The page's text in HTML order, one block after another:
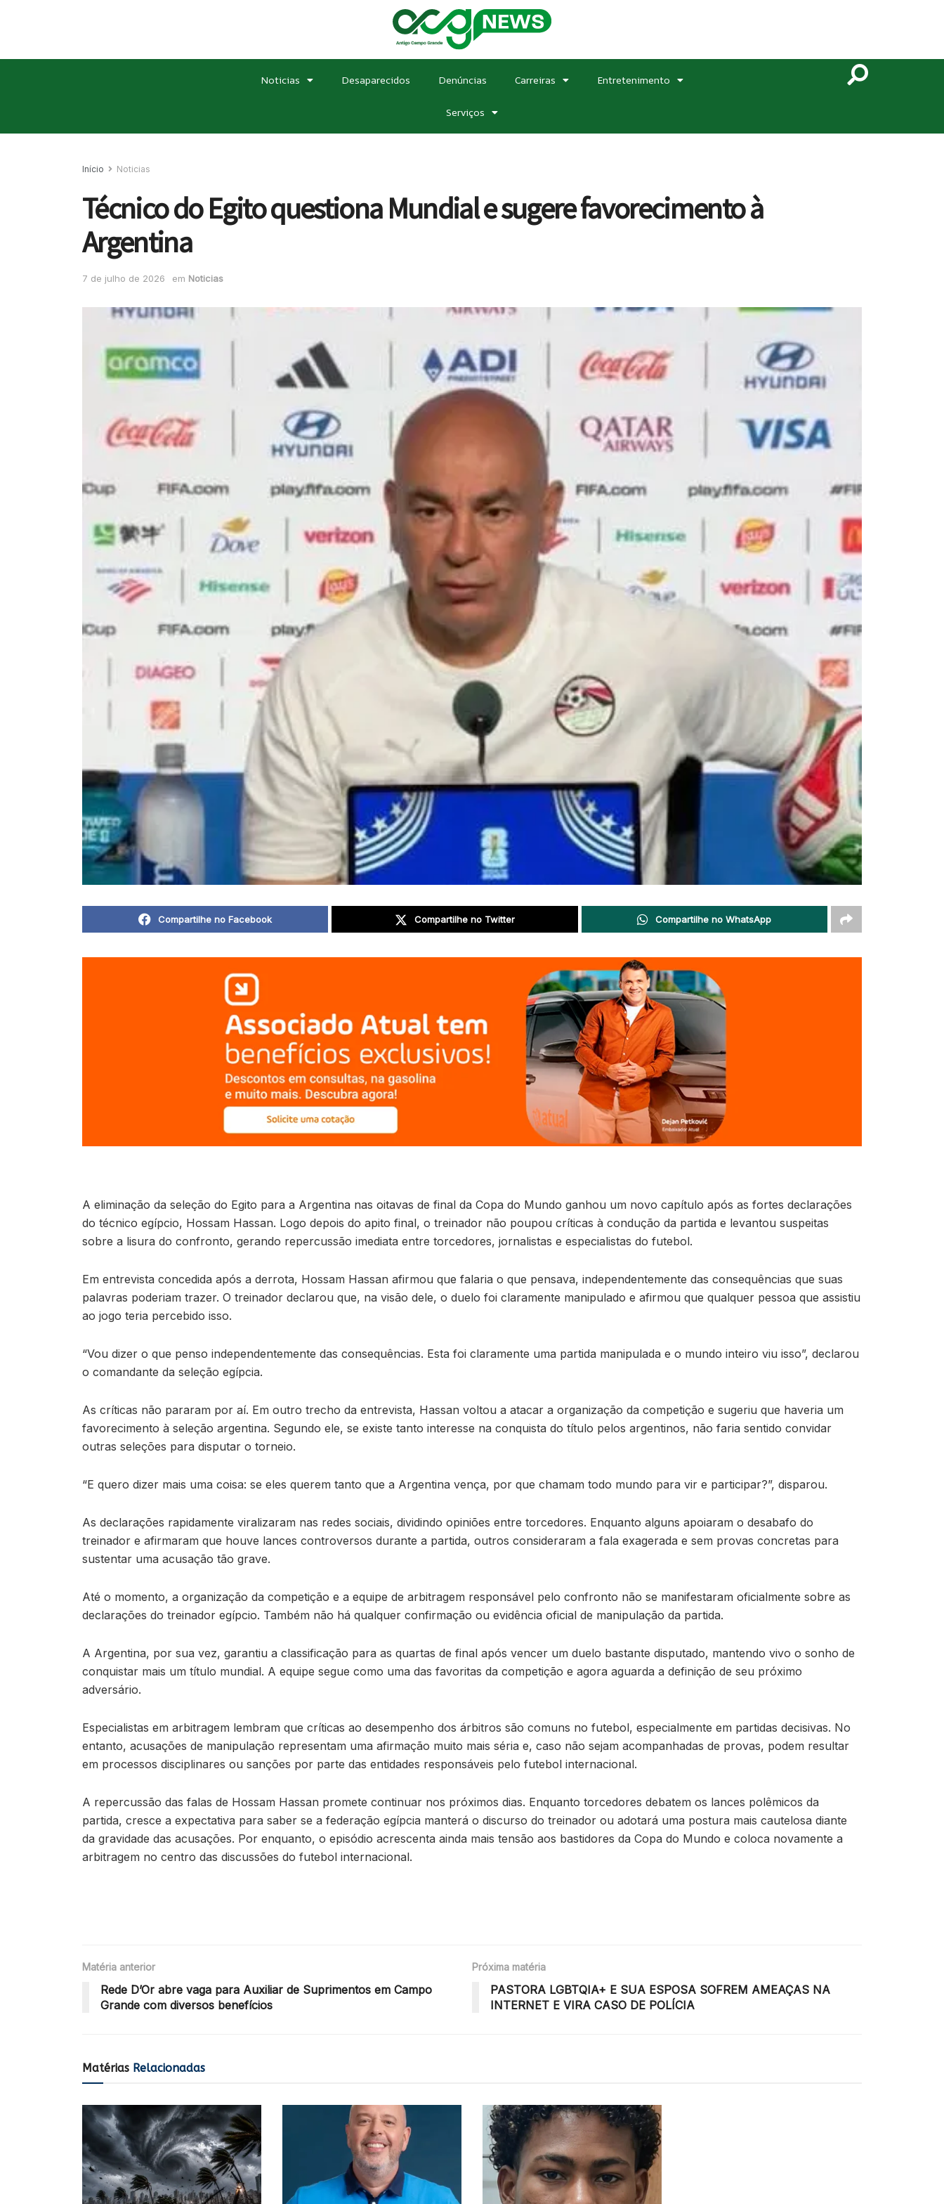
Noticias Desaparecidos Denúncias Carreiras Entretenimento
Serviços
Início Noticias
Técnico do Egito questiona Mundial e sugere favorecimento à
Argentina
7 de julho de 2026 em Noticias
Compartilhe no Facebook Compartilhe no Twitter Compartilhe no WhatsApp
A eliminação da seleção do Egito para a Argentina nas oitavas de final da Copa do Mundo ganhou um novo capítulo após as fortes declarações
do técnico egípcio, Hossam Hassan. Logo depois do apito final, o treinador não poupou críticas à condução da partida e levantou suspeitas
sobre a lisura do confronto, gerando repercussão imediata entre torcedores, jornalistas e especialistas do futebol.
Em entrevista concedida após a derrota, Hossam Hassan afirmou que falaria o que pensava, independentemente das consequências que suas
palavras poderiam trazer. O treinador declarou que, na visão dele, o duelo foi claramente manipulado e afirmou que qualquer pessoa que assistiu
ao jogo teria percebido isso.
“Vou dizer o que penso independentemente das consequências. Esta foi claramente uma partida manipulada e o mundo inteiro viu isso”, declarou
o comandante da seleção egípcia.
As críticas não pararam por aí. Em outro trecho da entrevista, Hassan voltou a atacar a organização da competição e sugeriu que haveria um
favorecimento à seleção argentina. Segundo ele, se existe tanto interesse na conquista do título pelos argentinos, não faria sentido convidar
outras seleções para disputar o torneio.
“E quero dizer mais uma coisa: se eles querem tanto que a Argentina vença, por que chamam todo mundo para vir e participar?”, disparou.
As declarações rapidamente viralizaram nas redes sociais, dividindo opiniões entre torcedores. Enquanto alguns apoiaram o desabafo do
treinador e afirmaram que houve lances controversos durante a partida, outros consideraram a fala exagerada e sem provas concretas para
sustentar uma acusação tão grave.
Até o momento, a organização da competição e a equipe de arbitragem responsável pelo confronto não se manifestaram oficialmente sobre as
declarações do treinador egípcio. Também não há qualquer confirmação ou evidência oficial de manipulação da partida.
A Argentina, por sua vez, garantiu a classificação para as quartas de final após vencer um duelo bastante disputado, mantendo vivo o sonho de
conquistar mais um título mundial. A equipe segue como uma das favoritas da competição e agora aguarda a definição de seu próximo
adversário.
Especialistas em arbitragem lembram que críticas ao desempenho dos árbitros são comuns no futebol, especialmente em partidas decisivas. No
entanto, acusações de manipulação representam uma afirmação muito mais séria e, caso não sejam acompanhadas de provas, podem resultar
em processos disciplinares ou sanções por parte das entidades responsáveis pelo futebol internacional.
A repercussão das falas de Hossam Hassan promete continuar nos próximos dias. Enquanto torcedores debatem os lances polêmicos da
partida, cresce a expectativa para saber se a federação egípcia manterá o discurso do treinador ou adotará uma postura mais cautelosa diante
da gravidade das acusações. Por enquanto, o episódio acrescenta ainda mais tensão aos bastidores da Copa do Mundo e coloca novamente a
arbitragem no centro das discussões do futebol internacional.
Matéria anterior
Rede D’Or abre vaga para Auxiliar de Suprimentos em Campo
Grande com diversos benefícios
Próxima matéria
PASTORA LGBTQIA+ E SUA ESPOSA SOFREM AMEAÇAS NA
INTERNET E VIRA CASO DE POLÍCIA
Matérias Relacionadas